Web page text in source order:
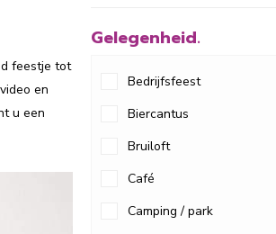
feestje tot
en
u een
Gelegenheid.
Bedrijfsfeest
Biercantus
Bruiloft
Café
Camping / park